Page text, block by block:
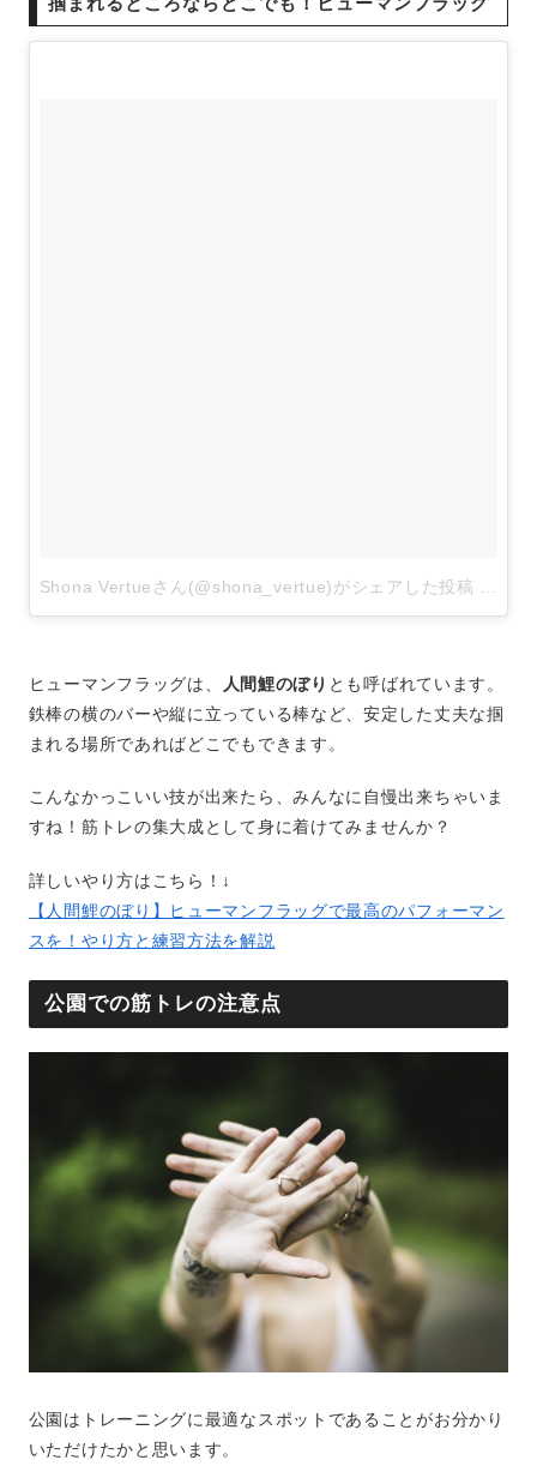
Shona Vertueさん(@shona_vertue)がシェアした投稿
ヒューマンフラッグは、 人間鯉のぼり とも呼ばれています。
鉄棒の横のバーや縦に立っている棒など、安定した丈夫な掴
まれる場所であればどこでもできます。
こんなかっこいい技が出来たら、みんなに自慢出来ちゃいま
すね！筋トレの集大成として身に着けてみませんか？
詳しいやり方はこちら！↓
【人間鯉のぼり】ヒューマンフラッグで最高のパフォーマン
スを！やり方と練習方法を解説
公園での筋トレの注意点
公園はトレーニングに最適なスポットであることがお分かり
いただけたかと思います。